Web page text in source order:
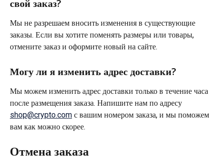
свой заказ?
Мы не разрешаем вносить изменения в существующие
заказы. Если вы хотите поменять размеры или товары,
отмените заказ и оформите новый на сайте.
Могу ли я изменить адрес доставки?
Мы можем изменить адрес доставки только в течение часа
после размещения заказа. Напишите нам по адресу
shop@crypto.com с вашим номером заказа, и мы поможем
вам как можно скорее.
Отмена заказа